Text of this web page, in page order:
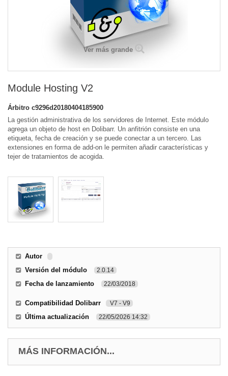
Ver más grande
Module Hosting V2
Árbitro c9296d20180404185900
La gestión administrativa de los servidores de Internet. Este módulo
agrega un objeto de host en Dolibarr. Un anfitrión consiste en una
etiqueta, fecha de creación y se puede conectar a un tercero. Las
extensiones en forma de add-on le permiten añadir características y
tejer de tratamientos de acogida.
Autor
Versión del módulo
2.0.14
Fecha de lanzamiento 22/03/2018
Compatibilidad Dolibarr V7 - V9
Última actualización 22/05/2026 14:32
MÁS INFORMACIÓN...